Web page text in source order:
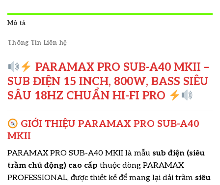
Mô tả
Thông Tin Liên hệ
PARAMAX PRO SUB-A40 MKII –
SUB ĐIỆN 15 INCH, 800W, BASS SIÊU
SÂU 18HZ CHUẨN HI-FI PRO
GIỚI THIỆU PARAMAX PRO SUB-A40
MKII
PARAMAX PRO SUB-A40 MKII là mẫu sub điện (siêu
trầm chủ động) cao cấp thuộc dòng PARAMAX
PROFESSIONAL, được thiết kế để mang lại dải trầm siêu